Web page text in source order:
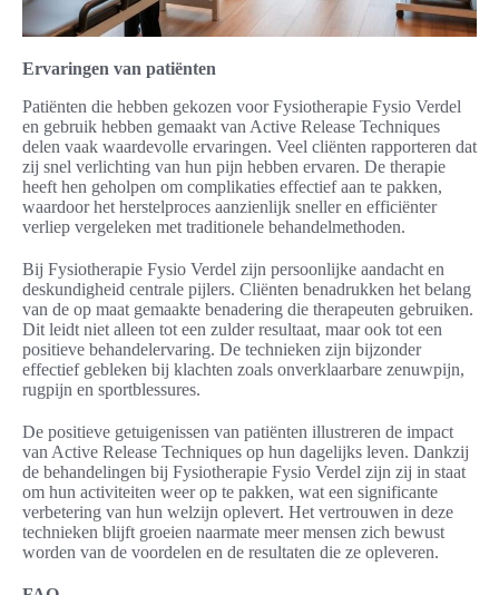
Ervaringen van patiënten
Patiënten die hebben gekozen voor Fysiotherapie Fysio Verdel
en gebruik hebben gemaakt van Active Release Techniques
delen vaak waardevolle ervaringen. Veel cliënten rapporteren dat
zij snel verlichting van hun pijn hebben ervaren. De therapie
heeft hen geholpen om complikaties effectief aan te pakken,
waardoor het herstelproces aanzienlijk sneller en efficiënter
verliep vergeleken met traditionele behandelmethoden.
Bij Fysiotherapie Fysio Verdel zijn persoonlijke aandacht en
deskundigheid centrale pijlers. Cliënten benadrukken het belang
van de op maat gemaakte benadering die therapeuten gebruiken.
Dit leidt niet alleen tot een zulder resultaat, maar ook tot een
positieve behandelervaring. De technieken zijn bijzonder
effectief gebleken bij klachten zoals onverklaarbare zenuwpijn,
rugpijn en sportblessures.
De positieve getuigenissen van patiënten illustreren de impact
van Active Release Techniques op hun dagelijks leven. Dankzij
de behandelingen bij Fysiotherapie Fysio Verdel zijn zij in staat
om hun activiteiten weer op te pakken, wat een significante
verbetering van hun welzijn oplevert. Het vertrouwen in deze
technieken blijft groeien naarmate meer mensen zich bewust
worden van de voordelen en de resultaten die ze opleveren.